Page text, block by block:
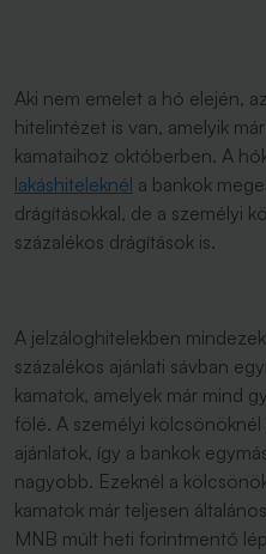
Aki nem emelet a hó elején,
hitelintézet is van, amelyik
kamataihoz októberben. A
lakáshiteleknél a bankok
drágításokkal, de a személyi
százalékos drágítások is.
A jelzáloghitelekben
százalékos ajánlati sávban
kamatok, amelyek már mind
fölé. A személyi
ajánlatok, így a bankok
nagyobb. Ezeknél a
kamatok már teljesen
MNB múlt heti forintmentő